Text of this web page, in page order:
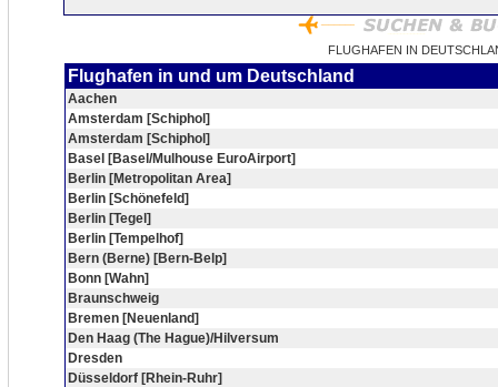
FLUGHAFEN IN
Flughafen in und um Deutschland
Aachen
Amsterdam [Schiphol]
Amsterdam [Schiphol]
Basel [Basel/Mulhouse EuroAirport]
Berlin [Metropolitan Area]
Berlin [Schönefeld]
Berlin [Tegel]
Berlin [Tempelhof]
Bern (Berne) [Bern-Belp]
Bonn [Wahn]
Braunschweig
Bremen [Neuenland]
Den Haag (The Hague)/Hilversum
Dresden
Düsseldorf [Rhein-Ruhr]